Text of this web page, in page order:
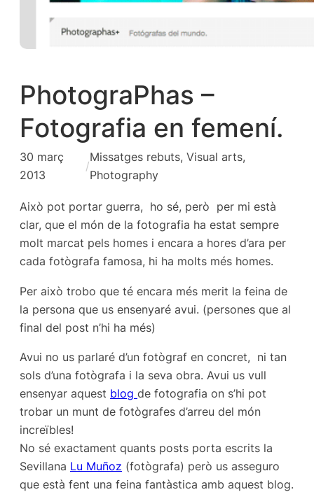
PhotograPhas –
Fotografia en femení.
30 març
2013
/
Missatges rebuts, Visual arts,
Photography
Això pot portar guerra, ho sé, però per mi està
clar, que el món de la fotografia ha estat sempre
molt marcat pels homes i encara a hores d’ara per
cada fotògrafa famosa, hi ha molts més homes.
Per això trobo que té encara més merit la feina de
la persona que us ensenyaré avui. (persones que al
final del post n’hi ha més)
Avui no us parlaré d’un fotògraf en concret, ni tan
sols d’una fotògrafa i la seva obra. Avui us vull
ensenyar aquest blog de fotografia on s’hi pot
trobar un munt de fotògrafes d’arreu del món
increïbles!
No sé exactament quants posts porta escrits la
Sevillana Lu Muñoz (fotògrafa) però us asseguro
que està fent una feina fantàstica amb aquest blog.